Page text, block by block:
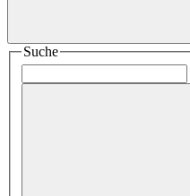
Suche